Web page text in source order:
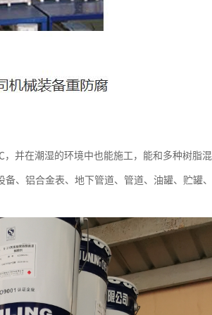
并在潮湿的环境中也能施工，能和多种树脂混
、铝合金表、地下管道、管道、油罐、贮罐、